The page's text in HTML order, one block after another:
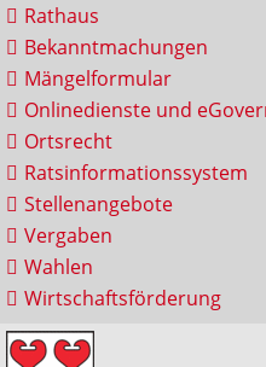
Rathaus
Bekanntmachungen
Mängelformular
Onlinedienste und
Ortsrecht
Ratsinformationssystem
Stellenangebote
Vergaben
Wahlen
Wirtschaftsförderung